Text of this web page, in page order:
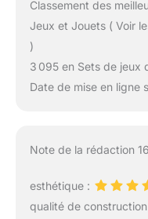
Classement des
Jeux et Jouets ( Voir
)
3 095 en Sets de jeux
Date de mise en ligne
Note de la rédaction
esthétique :
qualité de